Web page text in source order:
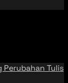
Perubahan Tulis